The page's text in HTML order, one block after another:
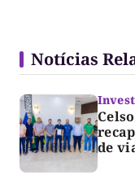
Notícias
de